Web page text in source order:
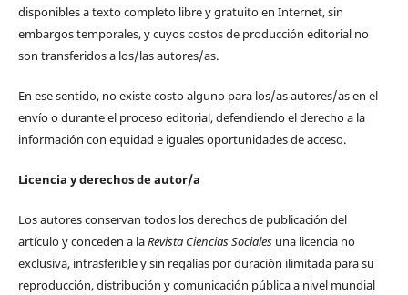
disponibles a texto completo libre y gratuito en Internet, sin
embargos temporales, y cuyos costos de producción editorial no
son transferidos a los/las autores/as.
En ese sentido, no existe costo alguno para los/as autores/as en el
envío o durante el proceso editorial, defendiendo el derecho a la
información con equidad e iguales oportunidades de acceso.
Licencia y derechos de autor/a
Los autores conservan todos los derechos de publicación del
artículo y conceden a laRevista Ciencias Socialesuna licencia no
exclusiva, intrasferible y sin regalías por duración ilimitada para su
reproducción, distribución y comunicación pública a nivel mundial